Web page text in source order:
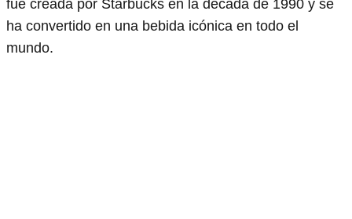
fue creada por Starbucks en la década de 1990 y se
ha convertido en una bebida icónica en todo el
mundo.